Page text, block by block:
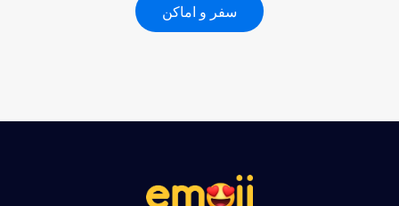
سفر و اماکن